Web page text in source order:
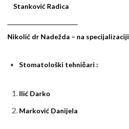
Stanković Radica
Nikolić dr Nadežda – na specijalizaciji
Stomatološki tehničari :
Ilić Darko
Marković Danijela